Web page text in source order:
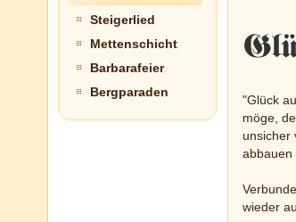
Steigerlied
Mettenschicht
Barbarafeier
Bergparaden
"Glück
möge,
unsicher
abbauen
wieder